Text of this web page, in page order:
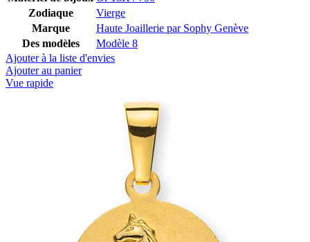
Zodiaque
Vierge
Marque
Haute Joaillerie par Sophy Genève
Des modèles
Modèle 8
Ajouter à la liste d'envies
Ajouter au panier
Vue rapide